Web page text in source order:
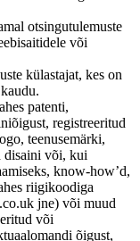
otsingutulemuste
või
külastajat, kes on
patenti,
registreeritud
teenusemärki,
disaini või, kui
know-how’d,
riigikoodiga
jne) või muud
või
õigust,